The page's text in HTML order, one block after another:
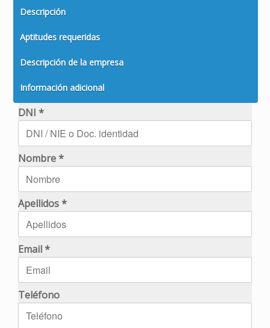
Descripción
Aptitudes requeridas
Descripción de la empresa
Información adicional
DNI *
Nombre *
Apellidos *
Email *
Teléfono